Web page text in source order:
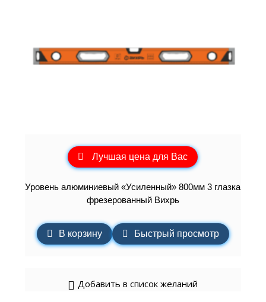
Лучшая цена для Вас
Уровень алюминиевый «Усиленный» 800мм 3 глазка
фрезерованный Вихрь
В корзину Быстрый просмотр
Добавить в список желаний